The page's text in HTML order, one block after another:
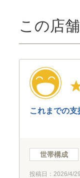
この店
これまでの
世帯構成
投稿日： 2026/4/29